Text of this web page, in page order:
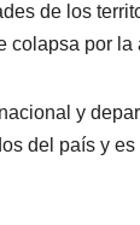
de los
por la
y
del país y